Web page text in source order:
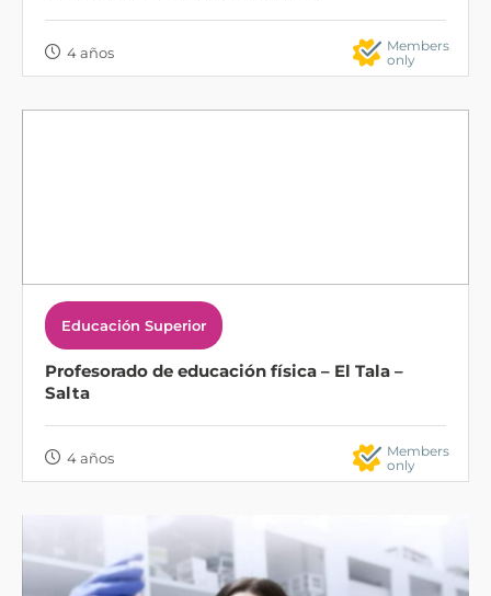
4 años
Members
only
Educación Superior
Profesorado de educación física – El Tala –
Salta
4 años
Members
only